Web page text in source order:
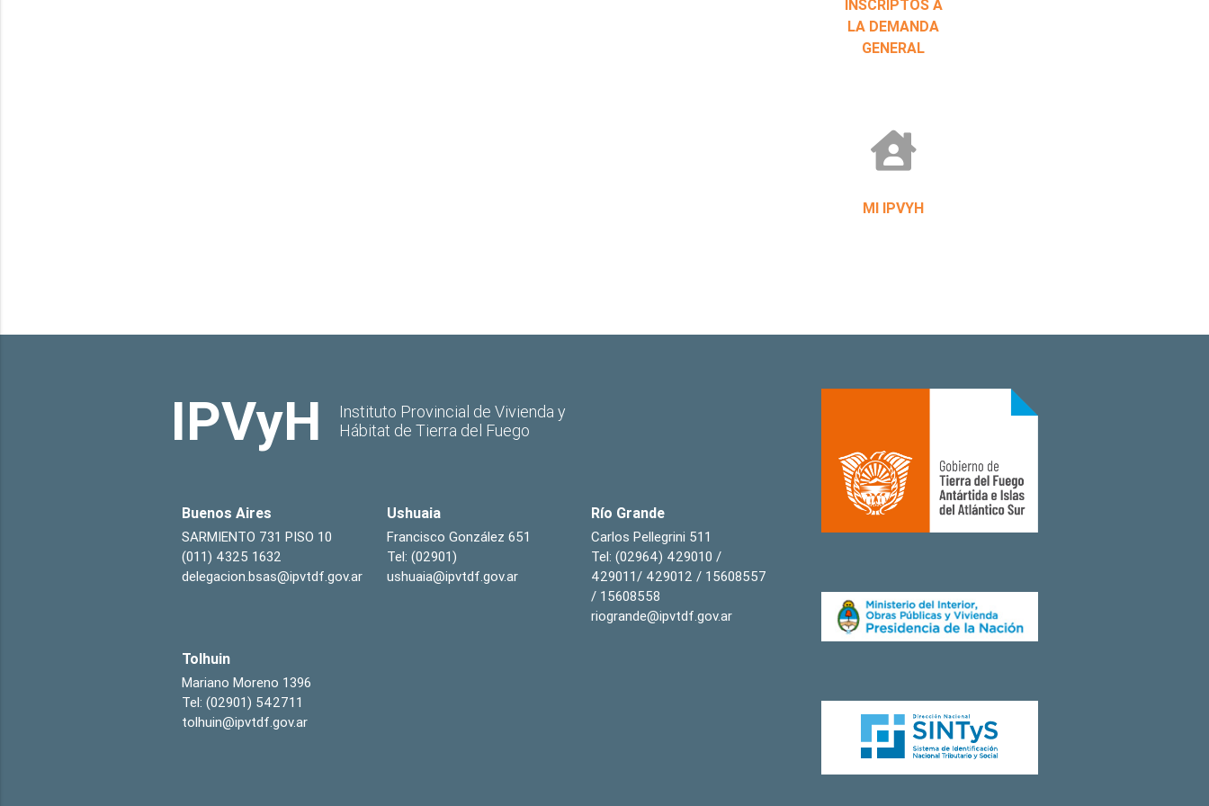
INSCRIPTOS A
LA DEMANDA
GENERAL
MI IPVYH
IPVyH
Instituto Provincial de Vivienda y
Hábitat de Tierra del Fuego
Buenos Aires
SARMIENTO 731 PISO 10
(011) 4325 1632
delegacion.bsas@ipvtdf.gov.ar
Ushuaia
Francisco González 651
Tel: (02901)
ushuaia@ipvtdf.gov.ar
Río Grande
Carlos Pellegrini 511
Tel: (02964) 429010 /
429011/ 429012 / 15608557
/ 15608558
riogrande@ipvtdf.gov.ar
Tolhuin
Mariano Moreno 1396
Tel: (02901) 542711
tolhuin@ipvtdf.gov.ar